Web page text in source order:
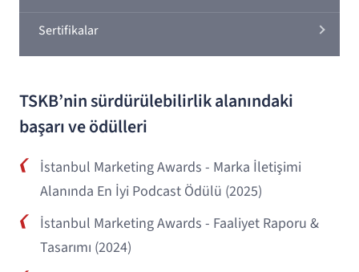
Sertifikalar
TSKB’nin sürdürülebilirlik alanındaki
başarı ve ödülleri
İstanbul Marketing Awards - Marka İletişimi
Alanında En İyi Podcast Ödülü (2025)
İstanbul Marketing Awards - Faaliyet Raporu &
Tasarımı (2024)